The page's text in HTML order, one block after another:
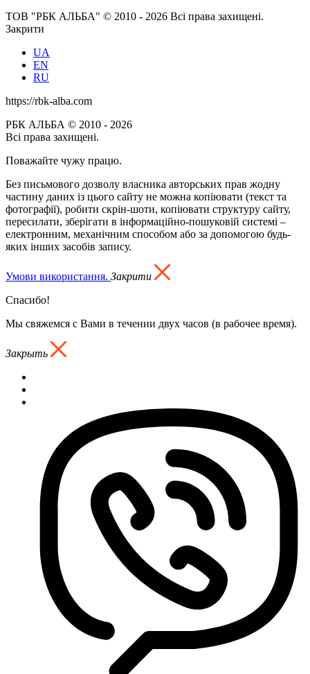
ТОВ "РБК АЛЬБА" © 2010 - 2026 Всі права захищені.
Закрити
UA
EN
RU
https://rbk-alba.com
РБК АЛЬБА © 2010 - 2026
Всі права захищені.
Поважайте чужу працю.
Без письмового дозволу власника авторських прав жодну
частину даних із цього сайту не можна копіювати (текст та
фотографії), робити скрін-шоти, копіювати структуру сайту,
пересилати, зберігати в інформаційно-пошуковій системі –
електронним, механічним способом або за допомогою будь-
яких інших засобів запису.
Умови використання. Закрити
Спасибо!
Мы свяжемся с Вами в течении двух часов (в рабочее время).
Закрыть